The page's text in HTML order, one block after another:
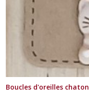
Boucles d'oreilles chaton